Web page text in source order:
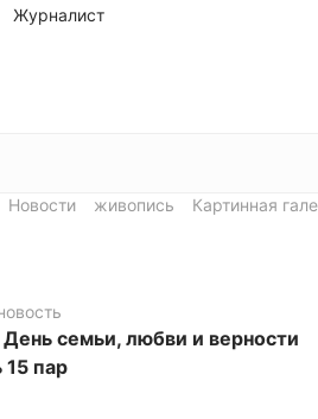
Журналист
Новости живопись Картинная
семьи, любви и верности
пар